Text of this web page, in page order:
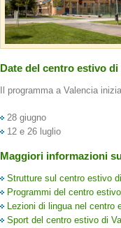
Date del centro estivo di
Il programma a Valencia
28 giugno
12 e 26 luglio
Maggiori informazioni
Strutture sul centro estivo
Programmi del centro
Lezioni di lingua nel centro
Sport del centro estivo di